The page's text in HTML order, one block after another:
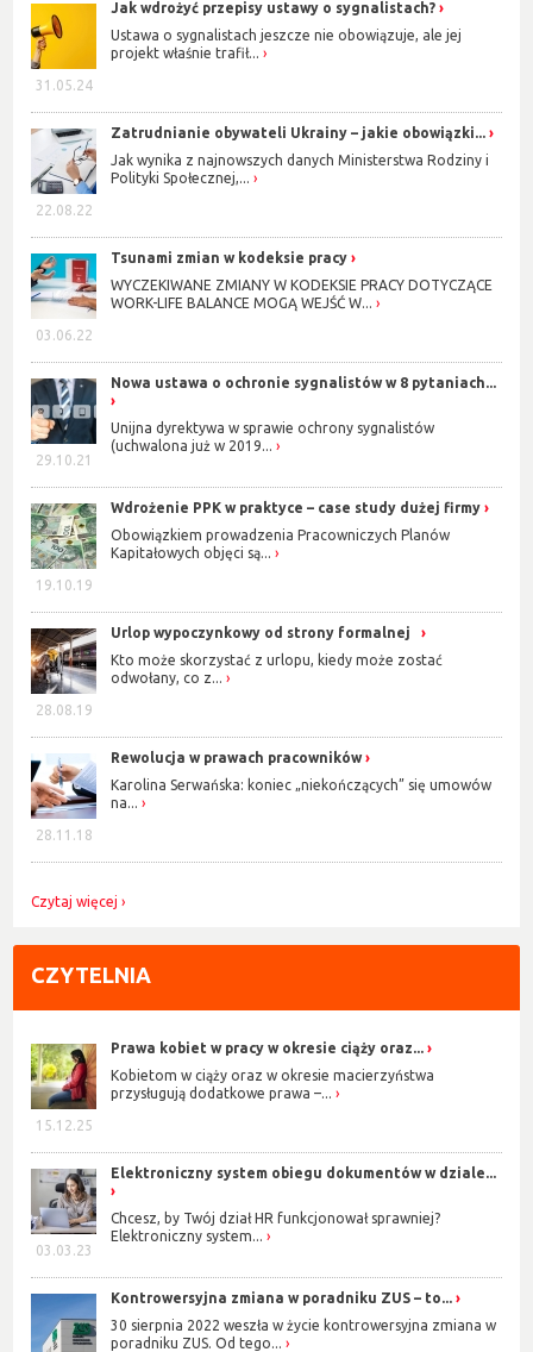
31.05.24
Jak wdrożyć przepisy ustawy o sygnalistach?
Ustawa o sygnalistach jeszcze nie obowiązuje, ale jej
projekt właśnie trafił...
22.08.22
Zatrudnianie obywateli Ukrainy – jakie obowiązki...
Jak wynika z najnowszych danych Ministerstwa Rodziny i
Polityki Społecznej,...
03.06.22
Tsunami zmian w kodeksie pracy
WYCZEKIWANE ZMIANY W KODEKSIE PRACY DOTYCZĄCE
WORK-LIFE BALANCE MOGĄ WEJŚĆ W...
29.10.21
Nowa ustawa o ochronie sygnalistów w 8 pytaniach...
Unijna dyrektywa w sprawie ochrony sygnalistów
(uchwalona już w 2019...
19.10.19
Wdrożenie PPK w praktyce – case study dużej firmy
Obowiązkiem prowadzenia Pracowniczych Planów
Kapitałowych objęci są...
28.08.19
Urlop wypoczynkowy od strony formalnej
Kto może skorzystać z urlopu, kiedy może zostać
odwołany, co z...
28.11.18
Rewolucja w prawach pracowników
Karolina Serwańska: koniec „niekończących” się umowów
na...
Czytaj więcej
CZYTELNIA
15.12.25
Prawa kobiet w pracy w okresie ciąży oraz...
Kobietom w ciąży oraz w okresie macierzyństwa
przysługują dodatkowe prawa –...
03.03.23
Elektroniczny system obiegu dokumentów w dziale...
Chcesz, by Twój dział HR funkcjonował sprawniej?
Elektroniczny system...
Kontrowersyjna zmiana w poradniku ZUS – to...
30 sierpnia 2022 weszła w życie kontrowersyjna zmiana w
poradniku ZUS. Od tego...